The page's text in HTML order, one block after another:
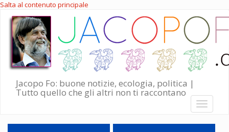
Salta al contenuto principale
Jacopo Fo: buone notizie, ecologia, politica |
Tutto quello che gli altri non ti raccontano
Toggle